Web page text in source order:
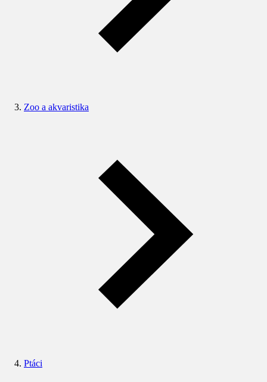
Zoo a akvaristika
Ptáci